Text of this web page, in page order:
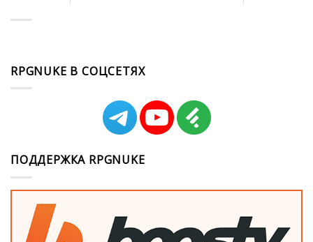
RPGNUKE В СОЦСЕТЯХ
ПОДДЕРЖКА RPGNUKE